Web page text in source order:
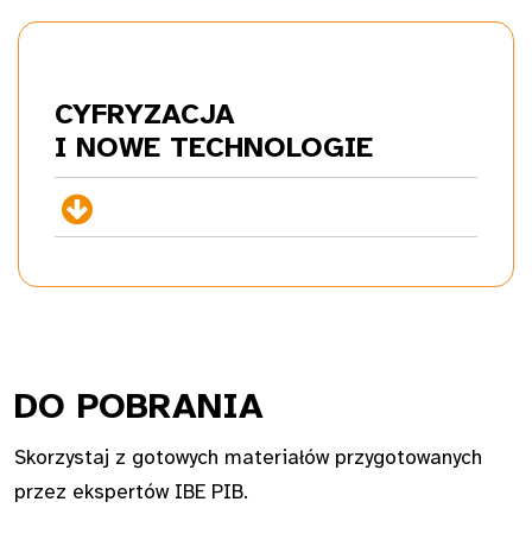
CYFRYZACJA
I NOWE TECHNOLOGIE
+
DO POBRANIA
Skorzystaj z gotowych materiałów przygotowanych
przez ekspertów IBE PIB.